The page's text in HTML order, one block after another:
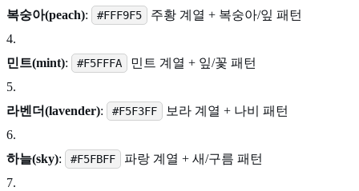
복숭아(peach): #FFF9F5
주황 계열 + 복숭아/잎 패턴
4.
민트(mint): #F5FFFA
민트 계열 + 잎/꽃 패턴
5.
라벤더(lavender): #F5F3FF
보라 계열 + 나비 패턴
6.
하늘(sky): #F5FBFF
파랑 계열 + 새/구름 패턴
7.